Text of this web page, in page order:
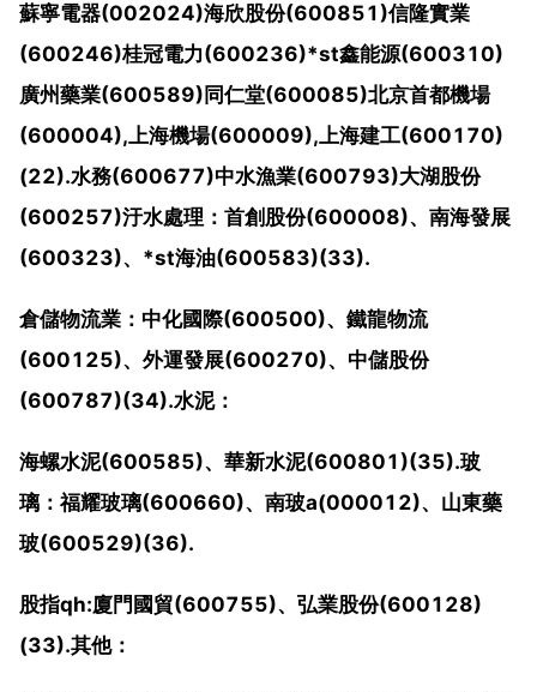
蘇寧電器(002024)海欣股份(600851)信隆實業
(600246)桂冠電力(600236)*st鑫能源(600310)
廣州藥業(600589)同仁堂(600085)北京首都機場
(600004),上海機場(600009),上海建工(600170)
(22).水務(600677)中水漁業(600793)大湖股份
(600257)汙水處理：首創股份(600008)、南海發展
(600323)、*st海油(600583)(33).
倉儲物流業：中化國際(600500)、鐵龍物流
(600125)、外運發展(600270)、中儲股份
(600787)(34).水泥：
海螺水泥(600585)、華新水泥(600801)(35).玻
璃：福耀玻璃(600660)、南玻a(000012)、山東藥
玻(600529)(36).
股指qh:廈門國貿(600755)、弘業股份(600128)
(33).其他：